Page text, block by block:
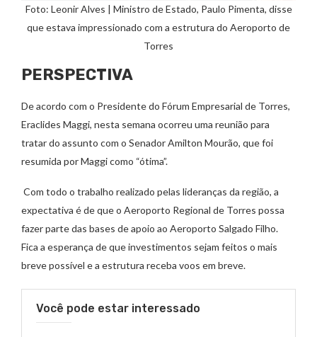
Foto: Leonir Alves | Ministro de Estado, Paulo Pimenta, disse
que estava impressionado com a estrutura do Aeroporto de
Torres
PERSPECTIVA
De acordo com o Presidente do Fórum Empresarial de Torres,
Eraclides Maggi, nesta semana ocorreu uma reunião para
tratar do assunto com o Senador Amilton Mourão, que foi
resumida por Maggi como “ótima”.
Com todo o trabalho realizado pelas lideranças da região, a
expectativa é de que o Aeroporto Regional de Torres possa
fazer parte das bases de apoio ao Aeroporto Salgado Filho.
Fica a esperança de que investimentos sejam feitos o mais
breve possível e a estrutura receba voos em breve.
Você pode estar interessado